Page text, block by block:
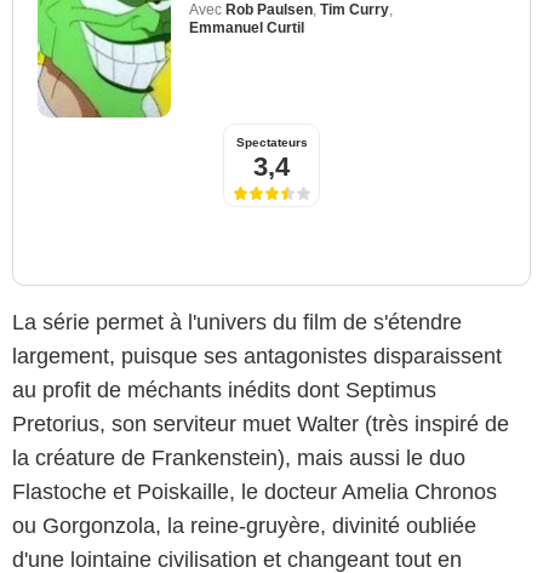
Avec Rob Paulsen, Tim Curry,
Emmanuel Curtil
Spectateurs
3,4
La série permet à l'univers du film de s'étendre
largement, puisque ses antagonistes disparaissent
au profit de méchants inédits dont Septimus
Pretorius, son serviteur muet Walter (très inspiré de
la créature de Frankenstein), mais aussi le duo
Flastoche et Poiskaille, le docteur Amelia Chronos
ou Gorgonzola, la reine-gruyère, divinité oubliée
d'une lointaine civilisation et changeant tout en